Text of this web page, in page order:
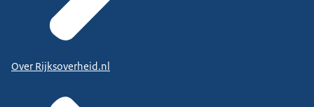
Over Rijksoverheid.nl